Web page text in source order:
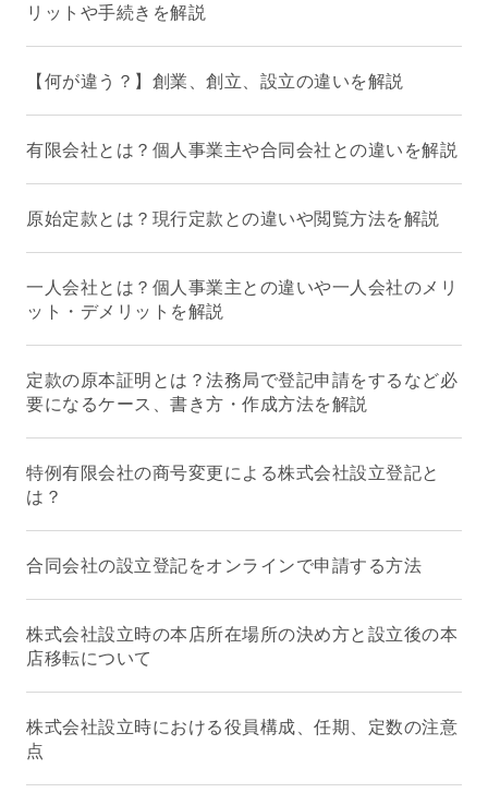
リットや手続きを解説
【何が違う？】創業、創立、設立の違いを解説
有限会社とは？個人事業主や合同会社との違いを解説
原始定款とは？現行定款との違いや閲覧方法を解説
一人会社とは？個人事業主との違いや一人会社のメリ
ット・デメリットを解説
定款の原本証明とは？法務局で登記申請をするなど必
要になるケース、書き方・作成方法を解説
特例有限会社の商号変更による株式会社設立登記と
は？
合同会社の設立登記をオンラインで申請する方法
株式会社設立時の本店所在場所の決め方と設立後の本
店移転について
株式会社設立時における役員構成、任期、定数の注意
点